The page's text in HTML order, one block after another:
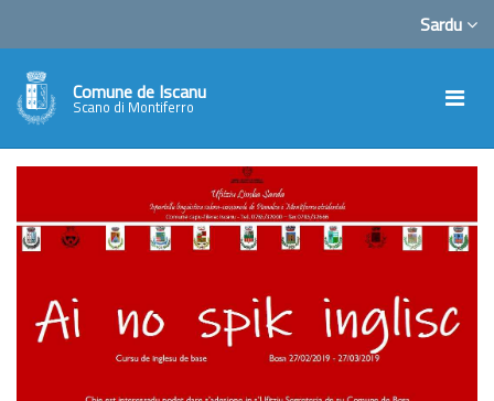
Sardu
Comune de Iscanu
Scano di Montiferro